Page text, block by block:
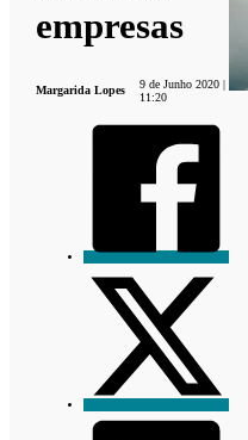
empresas
Margarida Lopes
9 de Junho 2020 |
11:20